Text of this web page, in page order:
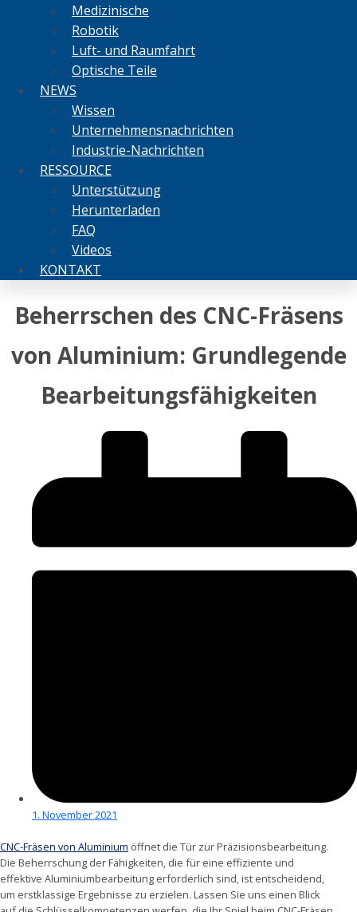
Medizinische
Robotik
Luft- und Raumfahrt
Optische Teile
NEWS
Wissen
Unternehmensnachrichten
Industrie-Nachrichten
RESSOURCE
Unterstützung
Herunterladen
FAQ
Videos
KONTAKT
Beherrschen des CNC-Fräsens
von Aluminium: Grundlegende
Bearbeitungsfähigkeiten
1. November 2021
CNC-Fräsen von Aluminium öffnet die Tür zur Präzisionsbearbeitung.
Die Beherrschung der Fähigkeiten, die für eine effiziente und
effektive Aluminiumbearbeitung erforderlich sind, ist entscheidend,
um erstklassige Ergebnisse zu erzielen. Lassen Sie uns einen Blick